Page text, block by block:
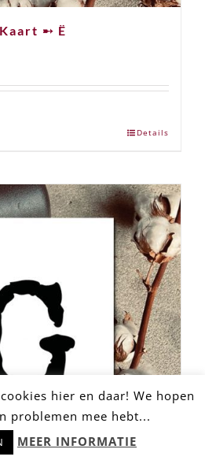
➸ Ë
Details
hier en daar! We hopen
problemen mee hebt...
MEER INFORMATIE
Stel snel je vraag!